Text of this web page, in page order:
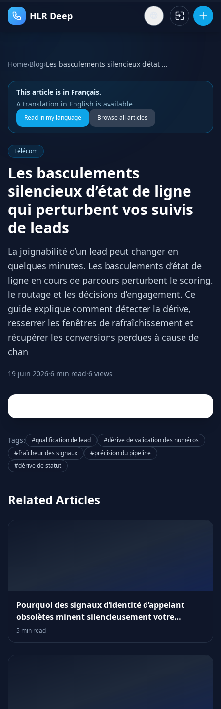
HLR Deep
Home›Blog› Les basculements silencieux d’état de ligne qui perturbent vos suivis de leads
This article is in Français.
A translation in English is available.
Read in my language Browse all articles
Télécom
Les basculements
silencieux d’état de ligne
qui perturbent vos suivis
de leads
La joignabilité d’un lead peut changer en
quelques minutes. Les basculements d’état de
ligne en cours de parcours perturbent le scoring,
le routage et les décisions d’engagement. Ce
guide explique comment détecter la dérive,
resserrer les fenêtres de rafraîchissement et
récupérer les conversions perdues à cause de
chan
19 juin 2026·6 min read·6 views
Tags: #qualification de lead
#dérive de validation des numéros
#fraîcheur des signaux
#précision du pipeline
#dérive de statut
Related Articles
Pourquoi des signaux d’identité d’appelant
obsolètes minent silencieusement votre
entonnoir
5 min read